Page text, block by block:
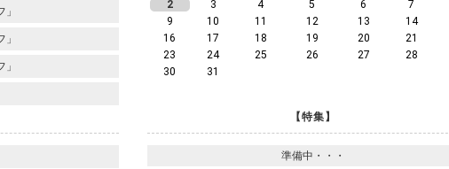
2
3 4 5 6 7
9
10 11 12 13 14
16
17 18 19 20 21
23
24 25 26 27 28
30
31
【特集】
準備中・・・